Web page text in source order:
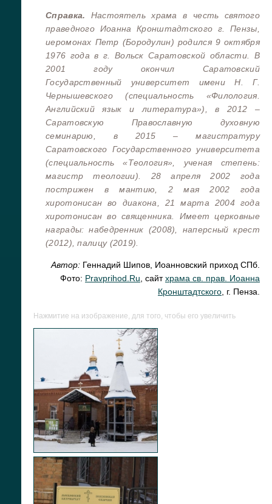
Справка. Настоятель храма в честь святого
праведного Иоанна Кронштадтского г. Пензы,
иеромонах Петр (Бородулин) родился 9 октября
1976 года в г. Вольск Саратовской области. В
2001 году окончил Саратовский
Государственный университет имени Н. Г.
Чернышевского (специальность «Филология.
Английский язык и литература»), в 2012 –
Саратовскую Православную духовную
семинарию, в 2015 – магистратуру
Саратовского Государственного университета
(специальность «Теология», ученая степень:
магистр теологии). 28 апреля 2002 года
пострижен в мантию, 2 мая 2002 года
хиротонисан во диакона, 21 марта 2004 года
хиротонисан во священника. Имеет церковные
награды: набедренник (2008), наперсный крест
(2012), палицу (2019).
Автор: Геннадий Шипов, Иоанновский приход СПб.
Фото: Pravprihod.Ru , сайтхрама св. прав. Иоанна
Кронштадтского , г. Пенза.